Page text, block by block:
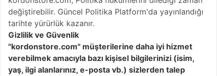
değiştirebilir. Güncel Politika Platform'da yayınlandığı
tarihte yürürlük kazanır.
Gizlilik ve Güvenlik
"kordonstore.com" müşterilerine daha iyi hizmet
verebilmek amacıyla bazı kişisel bilgilerinizi (isim,
yaş, ilgi alanlarınız, e-posta vb.) sizlerden talep